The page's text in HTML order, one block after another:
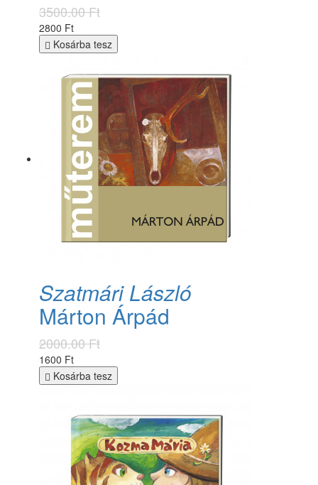
3500.00 Ft
2800 Ft
Kosárba tesz
Szatmári László
Márton Árpád
2000.00 Ft
1600 Ft
Kosárba tesz